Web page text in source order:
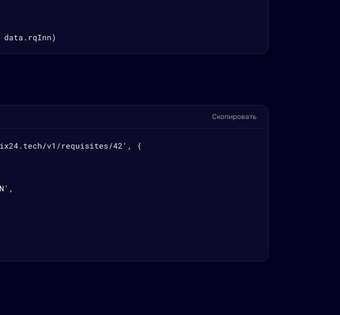
data.rqInn)
Скопировать
v1/requisites/42', {